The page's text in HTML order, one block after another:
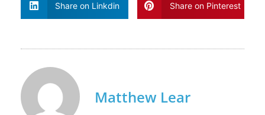
Share on Linkdin Share on Pinterest
Matthew Lear